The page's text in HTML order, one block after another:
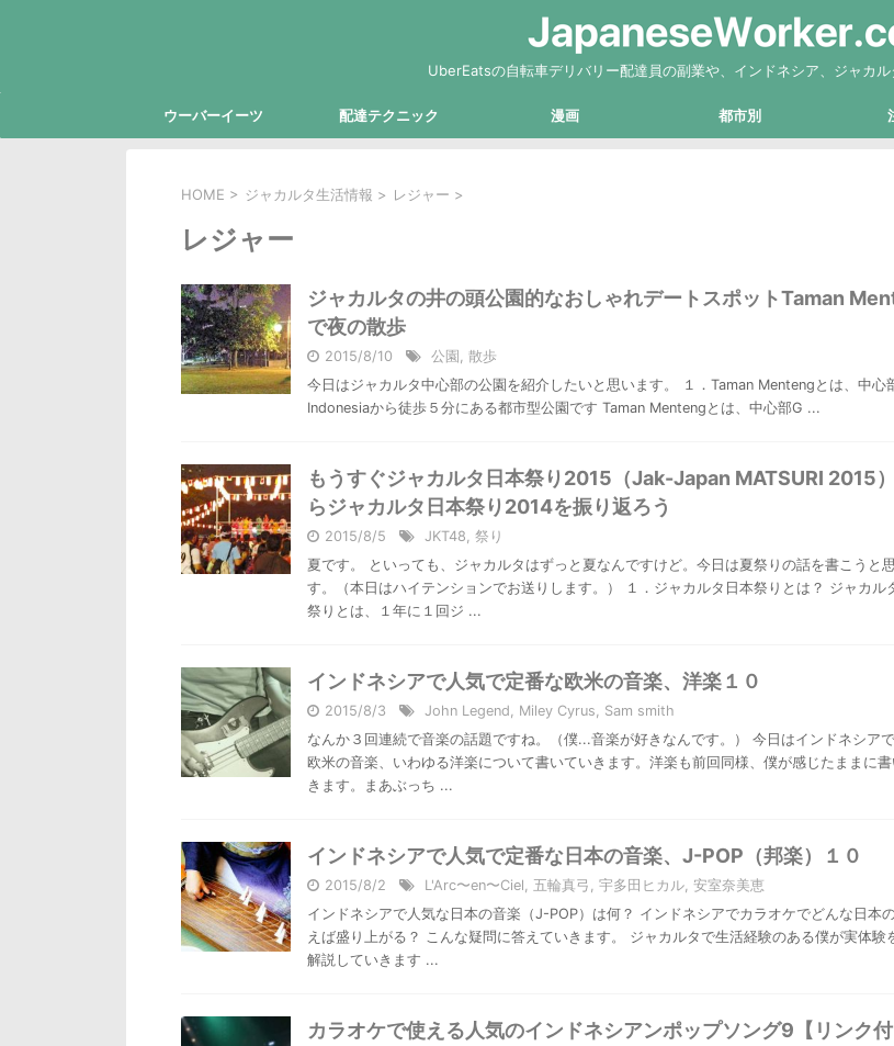
UberEatsの自転車デリバリー配達員の副業や、インドネシア、ジャカ
ウーバーイーツ 配達テクニック 漫画 都市別
HOME > ジャカルタ生活情報 > レジャー >
レジャー
ジャカルタの井の頭公園的なおしゃれデートスポットTaman
で夜の散歩
2015/8/10 公園 , 散歩
今日はジャカルタ中心部の公園を紹介したいと思います。 １．Taman Mentengとは、中心
Indonesiaから徒歩５分にある都市型公園です Taman Mentengとは、中心部G ...
もうすぐジャカルタ日本祭り2015（Jak-Japan MATSURI 2015
らジャカルタ日本祭り2014を振り返ろう
2015/8/5 JKT48, 祭り
夏です。 といっても、ジャカルタはずっと夏なんですけど。今日は夏祭りの話を書こうと
す。（本日はハイテンションでお送りします。） １．ジャカルタ日本祭りとは？ ジャカル
祭りとは、１年に１回ジ ...
インドネシアで人気で定番な欧米の音楽、洋楽１０
2015/8/3 John Legend, Miley Cyrus, Sam smith
なんか３回連続で音楽の話題ですね。（僕...音楽が好きなんです。） 今日はインドネシア
欧米の音楽、いわゆる洋楽について書いていきます。洋楽も前回同様、僕が感じたままに
きます。まあぶっち ...
インドネシアで人気で定番な日本の音楽、J-POP（邦楽）１０
2015/8/2 L'Arc〜en〜Ciel, 五輪真弓 , 宇多田ヒカル, 安室奈美恵
インドネシアで人気な日本の音楽（J-POP）は何？ インドネシアでカラオケでどんな日本
えば盛り上がる？ こんな疑問に答えていきます。 ジャカルタで生活経験のある僕が実体験
解説していきます ...
カラオケで使える人気のインドネシアンポップソング9【リンク付